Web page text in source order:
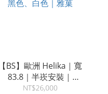
【BS】歐洲 Helika｜寬
83.8｜半崁安裝｜
GQV100｜花崗岩水槽 ｜
NT$26,000